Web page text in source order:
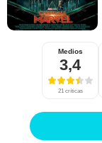
Medios
3,4
21 críticas